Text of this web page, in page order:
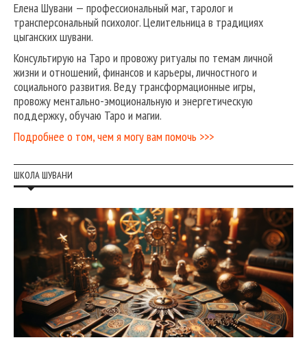
Елена Шувани — профессиональный маг, таролог и
трансперсональный психолог. Целительница в традициях
цыганских шувани.
Консультирую на Таро и провожу ритуалы по темам личной
жизни и отношений, финансов и карьеры, личностного и
социального развития. Веду трансформационные игры,
провожу ментально-эмоциональную и энергетическую
поддержку, обучаю Таро и магии.
Подробнее о том, чем я могу вам помочь >>>
ШКОЛА ШУВАНИ